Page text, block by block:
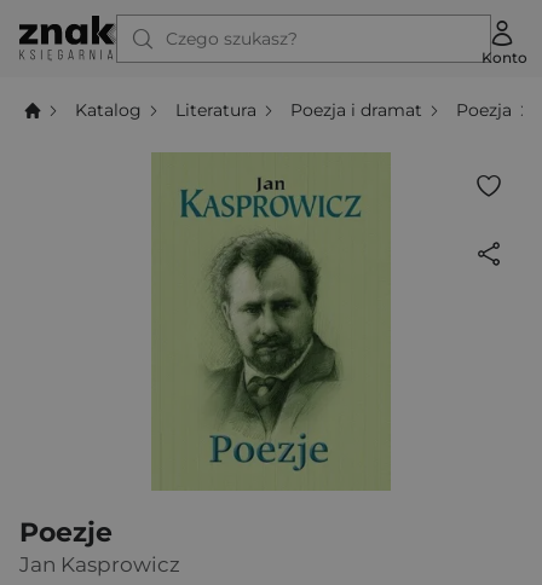
Czego szukasz?
Konto
Katalog Literatura Poezja i dramat Poezja
Poezje
Jan Kasprowicz